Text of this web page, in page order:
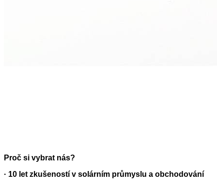
Proč si vybrat nás?
· 10 let zkušeností v solárním průmyslu a obchodování